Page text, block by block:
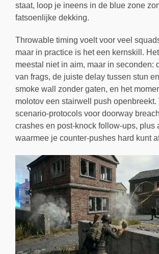
staat, loop je ineens in de blue zone
fatsoenlijke dekking.
Throwable timing voelt voor veel
maar in practice is het een kernskill.
meestal niet in aim, maar in seconden:
van frags, de juiste delay tussen stun
smoke wall zonder gaten, en het
molotov een stairwell push openbreekt.
scenario-protocols voor doorway
crashes en post-knock follow-ups, plus
waarmee je counter-pushes hard kunt